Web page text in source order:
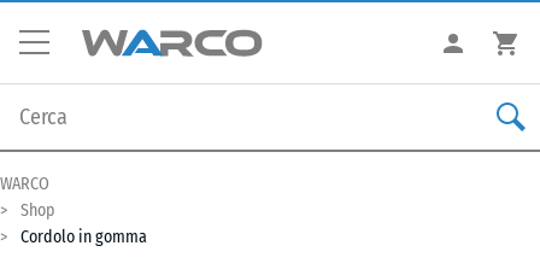
WARCO
Shop
Cordolo in gomma